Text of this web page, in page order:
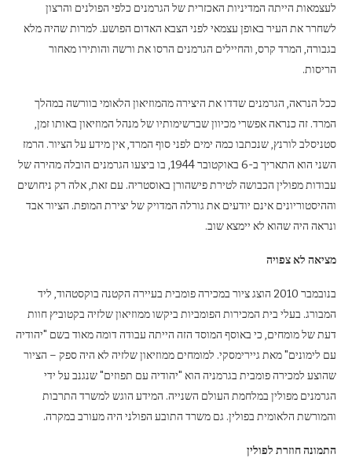
לעצמאות הייתה המדיניות האכזרית של הגרמנים כלפי הפולנים והרצון
לשחרר את העיר באופן עצמאי לפני הצבא האדום הפושע. למרות שהיה מלא
בגבורה, המרד קרס, והחיילים הגרמנים הרסו את ורשה והותירו מאחור
הריסות.
ככל הנראה, הגרמנים שדדו את היצירה מהמוזיאון הלאומי בוורשה במהלך
המרד. זה כנראה אפשרי מכיוון שברשימותיו של מנהל המוזיאון באותו זמן,
סטניסלב לורנץ, שנכתבו כמה ימים לפני סוף המרד, אין מידע על הציור. הרמז
השני הוא התאריך ב-6 באוקטובר 1944, בו ביצעו הגרמנים הובלה מהירה של
עבודות מפולין הכבושה לטירת פישהורן באוסטריה. עם זאת, אלה רק ניחושים
וההיסטוריונים אינם יודעים את גורלה המדויק של יצירת המופת. הציור אבד
ונראה היה שהוא לא יימצא שוב.
מציאה לא צפויה
בנובמבר 2010 הוצג ציור במכירה פומבית בעיירה הקטנה בוקסטהוד, ליד
המבורג. בעלי בית המכירות הפומביות ביקשו ממוזיאון שלזיה בקטוביץ חוות
דעת של מומחים, כי באוסף המוסד הזה הייתה עבודה דומה מאוד בשם "יהודיה
עם לימונים" מאת גיירימסקי. למומחים ממוזיאון שלזיה לא היה ספק – הציור
שהוצע למכירה פומבית בגרמניה הוא "יהודיה עם תפוזים" שנגנב על ידי
הגרמנים מפולין במלחמת העולם השנייה. המידע הוגש למשרד התרבות
והמורשת הלאומית בפולין. גם משרד התובע הפולני היה מעורב במקרה.
התמונה חוזרת לפולין